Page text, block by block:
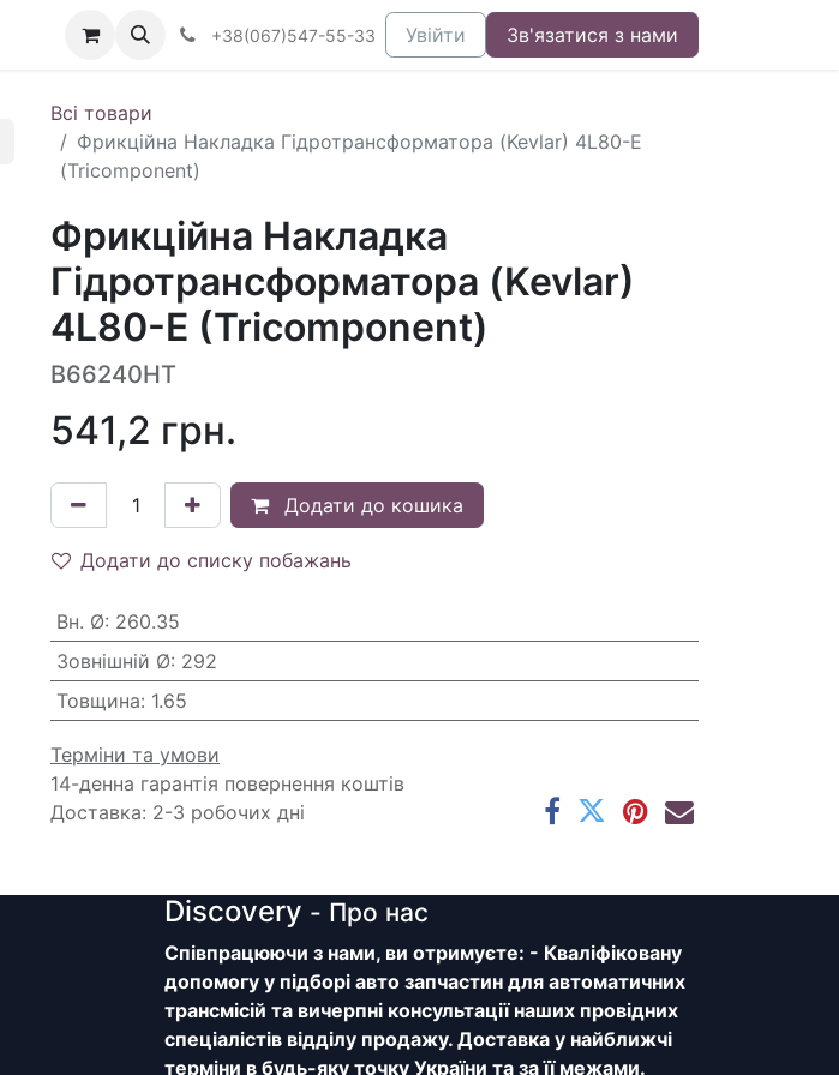
+38(067)547-55-33 Увійти Зв'язатися з нами
Всі товари
Фрикційна Накладка Гідротрансформатора (Kevlar) 4L80-E
(Tricomponent)
Фрикційна Накладка
Гідротрансформатора (Kevlar)
4L80-E (Tricomponent)
B66240HT
541,2 грн.
Додати до кошика
Додати до списку побажань
Вн. Ø: 260.35
Зовнішній Ø: 292
Товщина: 1.65
Терміни та умови
14-денна гарантія повернення коштів
Доставка: 2-3 робочих дні
Discovery - Про нас
Співпрацюючи з нами, ви отримуєте: - Кваліфіковану
допомогу у підборі авто запчастин для автоматичних
трансмісій та вичерпні консультації наших провідних
спеціалістів відділу продажу. Доставка у найближчі
терміни в будь-яку точку України та за її межами.